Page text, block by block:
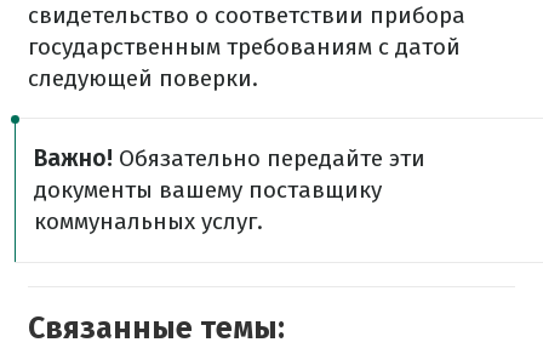
свидетельство о соответствии прибора
государственным требованиям с датой
следующей поверки.
Важно! Обязательно передайте эти
документы вашему поставщику
коммунальных услуг.
Связанные темы: